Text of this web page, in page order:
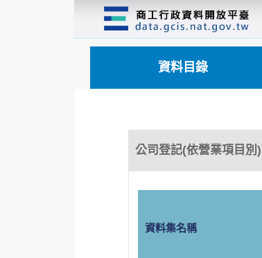
資料目錄
公司登記(依營業項目別
資料集名稱